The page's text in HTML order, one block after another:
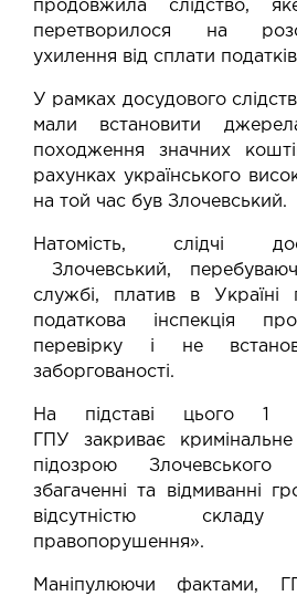
продовжила слідство,
перетворилося на
ухилення від сплати
У рамках досудового
мали встановити
походження значних
рахунках українського
на той час був Злочевський.
Натомість, слідчі
Злочевський,
службі, платив в Україні
податкова інспекція
перевірку і не
заборгованості.
На підставі цього 1
ГПУ закриває
підозрою
збагаченні та відмиванні
відсутністю складу
правопорушення».
Маніпулюючи фактами,